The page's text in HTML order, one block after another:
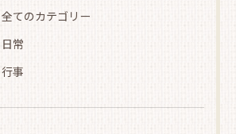
全てのカテゴリー
日常
行事